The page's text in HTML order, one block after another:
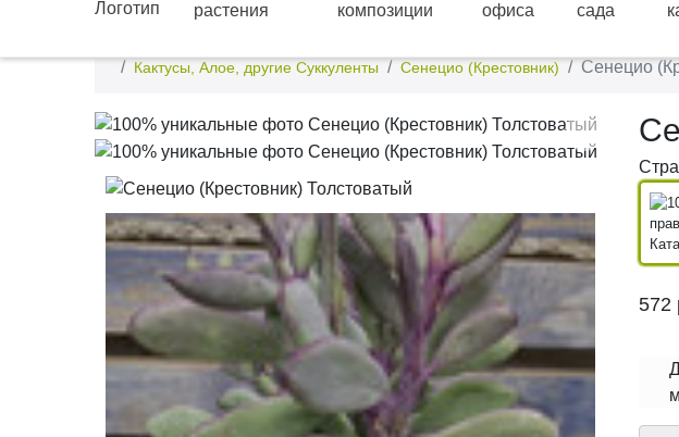
растения
композиции
офиса
сада
Кактусы, Алое, другие Суккуленты
Сенецио (Крестовник) Сенецио
572